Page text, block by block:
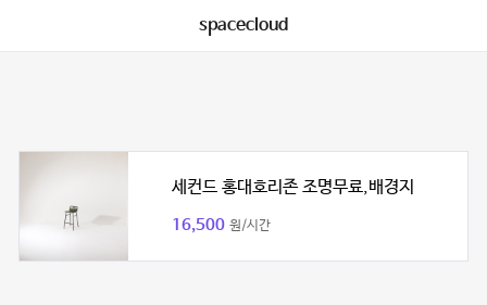
spacecloud
세컨드 홍대호리존 조명무료,배경지
16,500 원/시간